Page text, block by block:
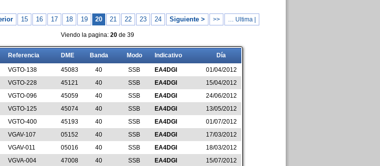
15 16 17 18 19 20 21 22 23 24 Siguiente > >> … Ultima |
Viendo la pagina: 20 de 39
Referencia DME Banda Modo Indicativo Día
VGTO-138 45083 40 SSB EA4DGI
01/04/2012
VGTO-228 45121 40 SSB EA4DGI
15/04/2012
VGTO-096 45059 40 SSB EA4DGI
24/06/2012
VGTO-125 45074 40 SSB EA4DGI
13/05/2012
VGTO-400 45193 40 SSB EA4DGI
01/07/2012
VGAV-107 05152 40 SSB EA4DGI
17/03/2012
VGAV-011 05016 40 SSB EA4DGI
18/03/2012
VGVA-004 47008 40 SSB EA4DGI
15/07/2012